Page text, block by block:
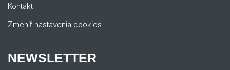
Kontakt
Zmeniť nastavenia cookies
NEWSLETTER